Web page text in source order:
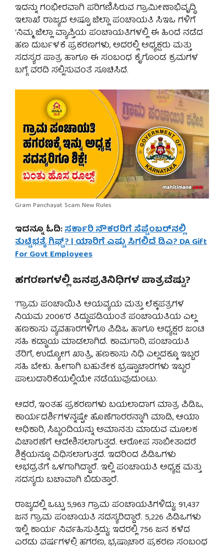
ಇದನ್ನು ಗಂಭೀರವಾಗಿ ಪರಿಗಣಿಸಿರುವ ಗ್ರಾಮೀಣಾಭಿವೃದ್ಧಿ
ಇಲಾಖೆ ರಾಜ್ಯದ ಅಷ್ಟೂ ಜಿಲ್ಲಾ ಪಂಚಾಯತಿ ಸಿಇಒ ಗಳಿಗೆ
‘ನಿಮ್ಮ ಜಿಲ್ಲಾ ವ್ಯಾಪ್ತಿಯ ಪಂಚಾಯತಿಗಳಲ್ಲಿ ಈ ಹಿಂದೆ ನಡೆದ
ಹಣ ದುರ್ಬಳಕೆ ಪ್ರಕರಣಗಳು, ಅದರಲ್ಲಿ ಅಧ್ಯಕ್ಷರು ಮತ್ತು
ಸದಸ್ಯರ ಪಾತ್ರ ಹಾಗೂ ಈ ಸಂಬಂಧ ಕೈಗೊಂಡ ಕ್ರಮಗಳ
ಬಗ್ಗೆ ವರದಿ ಸಲ್ಲಿಸುವಂತೆ ಸೂಚಿಸಿದೆ.
Gram Panchayat Scam New Rules
ಇದನ್ನೂ ಓದಿ:ಸರ್ಕಾರಿ ನೌಕರರಿಗೆ ಸೆಪ್ಟೆಂಬರ್‌ನಲ್ಲಿ
ತುಟ್ಟಿಭತ್ಯೆ ಗಿಫ್ಟ್? | ಯಾರಿಗೆ ಎಷ್ಟು ಸಿಗಲಿದೆ ಡಿಎ? DA Gift
for Govt Employees
ಹಗರಣಗಳಲ್ಲಿ ಜನಪ್ರತಿನಿಧಿಗಳ ಪಾತ್ರವೆಷ್ಟು?
‘ಗ್ರಾಮ ಪಂಚಾಯಿತಿ ಆಯವ್ಯಯ ಮತ್ತು ಲೆಕ್ಕಪತ್ರಗಳ
ನಿಯಮ 2006’ರ ತಿದ್ದುಪಡಿಯಂತೆ ಪಂಚಾಯತಿಯ ಎಲ್ಲ
ಹಣಕಾಸು ವ್ಯವಹಾರಗಳಿಗೂ ಪಿಡಿಒ ಹಾಗೂ ಅಧ್ಯಕ್ಷರ ಜಂಟಿ
ಸಹಿ ಕಡ್ಡಾಯ ಮಾಡಲಾಗಿದೆ. ಕಾಮಗಾರಿ, ಪಂಚಾಯತಿ
ತೆರಿಗೆ, ಉದ್ಯೋಗ ಖಾತ್ರಿ, ಹಣಕಾಸು ನಿಧಿ ಎಲ್ಲದಕ್ಕೂ ಇಬ್ಬರ
ಸಹಿ ಬೇಕು. ಹೀಗಾಗಿ ಬಹುತೇಕ ಭ್ರಷ್ಟಾಚಾರಗಳು ಇಬ್ಬರ
ಪಾಲುದಾರಿಕೆಯಲ್ಲಿಯೇ ನಡೆಯುವುದುಂಟು.
ಆದರೆ, ಇಂತಹ ಪ್ರಕರಣಗಳು ಬಯಲಾದಾಗ ಮಾತ್ರ ಪಿಡಿಒ,
ಕಾರ್ಯದರ್ಶಿಗಳನ್ನಷ್ಟೇ ಹೊಣೆಗಾರರನ್ನಾಗಿ ಮಾಡಿ, ಆಯಾ
ಅಧಿಕಾರಿ, ಸಿಬ್ಬಂದಿಯನ್ನು ಅಮಾನತು ಮಾಡುವ ಮೂಲಕ
ವಿಚಾರಣೆಗೆ ಆದೇಶಿಸಲಾಗುತ್ತದೆ. ಆರೋಪ ಸಾಬೀತಾದರೆ
ಶಿಕ್ಷೆಯನ್ನೂ ವಿಧಿಸಲಾಗುತ್ತದೆ. ಇದರಿಂದ ಪಿಡಿಒಗಳು
ಅಭದ್ರತೆಗೆ ಒಳಗಾಗಿದ್ದಾರೆ. ಇಲ್ಲಿ ಪಂಚಾಯತಿ ಅಧ್ಯಕ್ಷ ಮತ್ತು
ಸದಸ್ಯರು ಬಚಾವಾಗಿ ಬಿಡುತ್ತಾರೆ.
ರಾಜ್ಯದಲ್ಲಿ ಒಟ್ಟು 5,963 ಗ್ರಾಮ ಪಂಚಾಯತಿಗಳಿದ್ದು; 91,437
ಜನ ಗ್ರಾಮ ಪಂಚಾಯತಿ ಸದಸ್ಯರಿದ್ದಾರೆ. 5,226 ಪಿಡಿಒಗಳು
ಇಲ್ಲಿ ಕಾರ್ಯ ನಿರ್ವಹಿಸುತ್ತಿದ್ದು; ಇದರಲ್ಲಿ 756 ಜನ ಕಳೆದ
ಎರಡು ವರ್ಷಗಳಲ್ಲಿ ಹಗರಣ, ಭ್ರಷ್ಟಾಚಾರ ಪ್ರಕರಣ ಸಂಬಂಧ